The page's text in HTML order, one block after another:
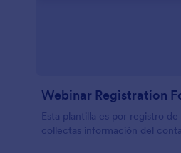
Webinar Registration
Esta plantilla es por registro de
collectas información del